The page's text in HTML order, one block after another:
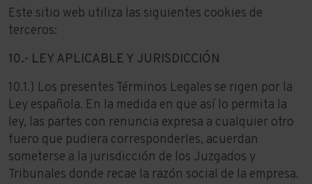
Este sitio web utiliza las siguientes cookies de
terceros:
10.- LEY APLICABLE Y JURISDICCIÓN
10.1.) Los presentes Términos Legales se rigen por la
Ley española. En la medida en que así lo permita la
ley, las partes con renuncia expresa a cualquier otro
fuero que pudiera corresponderles, acuerdan
someterse a la jurisdicción de los Juzgados y
Tribunales donde recae la razón social de la empresa.